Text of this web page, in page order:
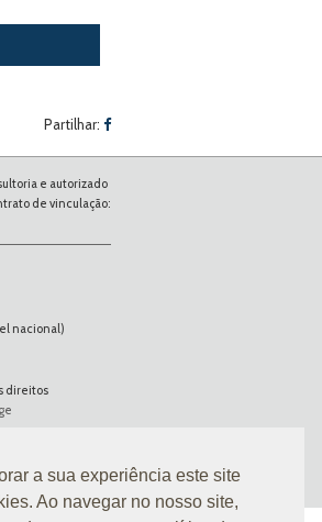
a sua experiência este site
Ao navegar no nosso site,
Partilhar:
e autorizado
de vinculação:
nacional)
direitos